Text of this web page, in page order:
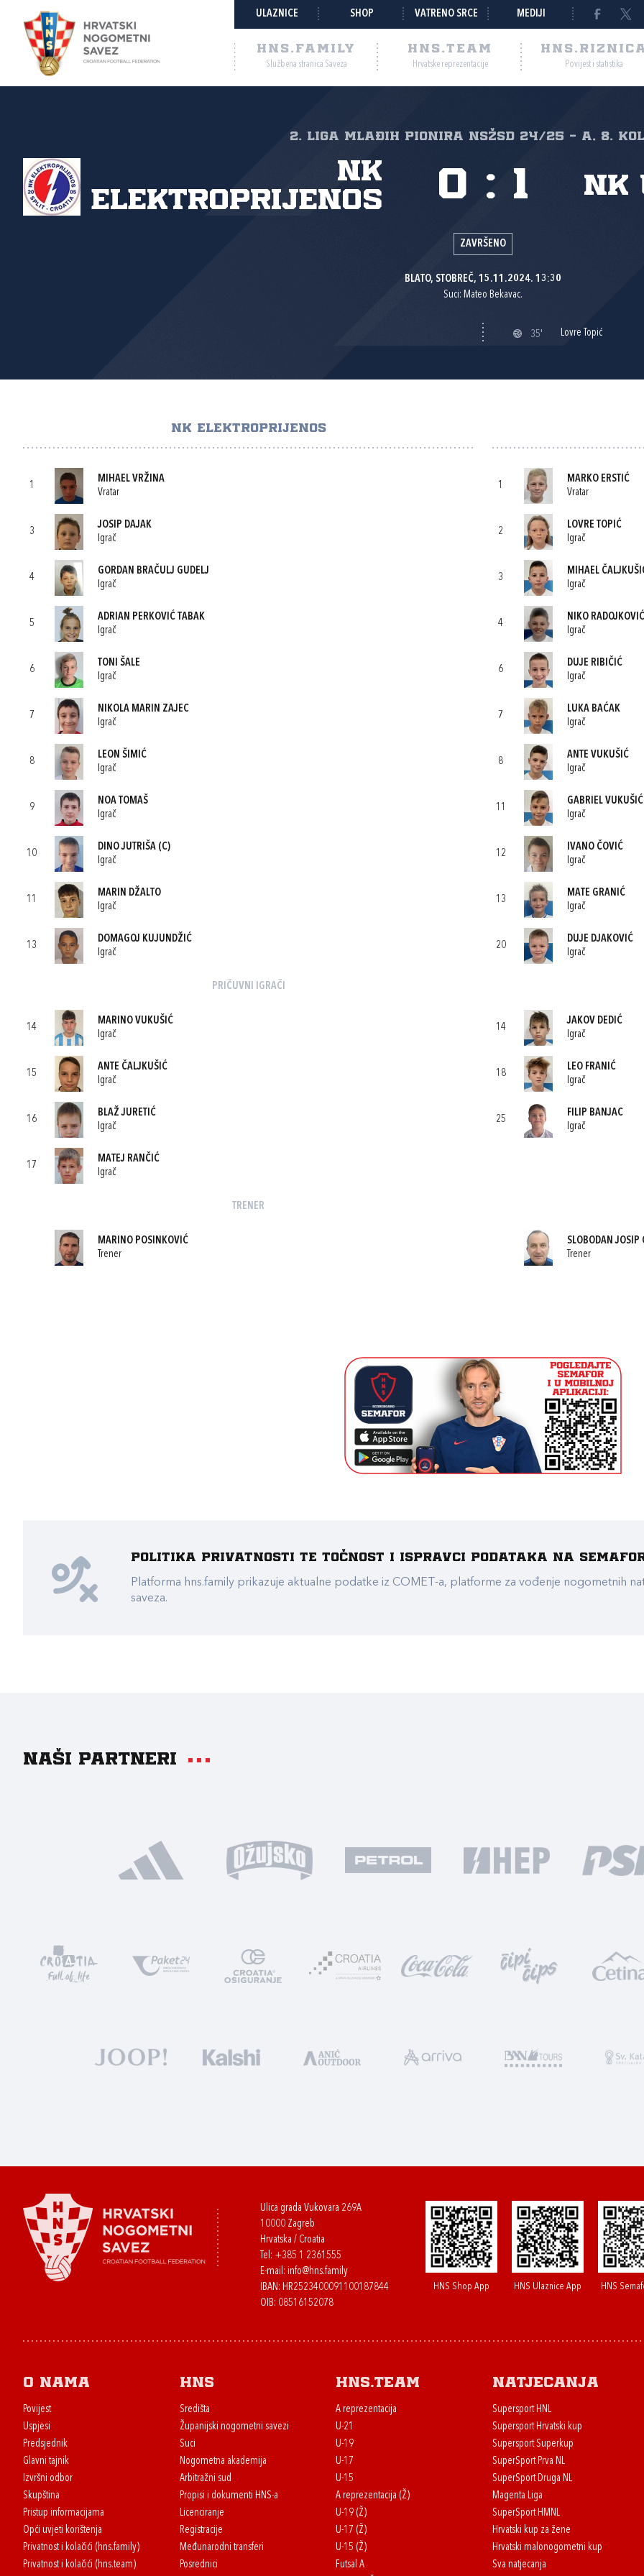
ULAZNICE SHOP VATRENO SRCE MEDIJI
HNS.FAMILY
Službena stranica Saveza
HNS.TEAM
Hrvatske reprezentacije Povijest i statistika
2. liga mlađih pionira NSŽSD 24/25 - A, 8.
NK
Elektroprijenos
0 : 1
ZAVRŠENO
BLATO, STOBREČ, 15.11.2024. 13:30
Suci: Mateo Bekavac.
35' Lovre Topić
NK ELEKTROPRIJENOS
1
MIHAEL VRŽINA
Vratar
3
JOSIP DAJAK
Igrač
4
GORDAN BRAČULJ GUDELJ
Igrač
5
ADRIAN PERKOVIĆ TABAK
Igrač
6
TONI ŠALE
Igrač
7
NIKOLA MARIN ZAJEC
Igrač
8
LEON ŠIMIĆ
Igrač
9
NOA TOMAŠ
Igrač
10
DINO JUTRIŠA (C)
Igrač
11
MARIN DŽALTO
Igrač
13
DOMAGOJ KUJUNDŽIĆ
Igrač
PRIČUVNI IGRAČI
14
MARINO VUKUŠIĆ
Igrač
15
ANTE ČALJKUŠIĆ
Igrač
16
BLAŽ JURETIĆ
Igrač
17
MATEJ RANČIĆ
Igrač
TRENER
MARINO POSINKOVIĆ
Trener
1
MARKO ERSTIĆ
Vratar
2
LOVRE TOPIĆ
Igrač
3
MIHAEL
Igrač
4
NIKO RADOJKOVIĆ
Igrač
6
DUJE RIBIČIĆ
Igrač
7
LUKA BAĆAK
Igrač
8
ANTE VUKUŠIĆ
Igrač
11
GABRIEL VUKUŠIĆ
Igrač
12
IVANO ČOVIĆ
Igrač
13
MATE GRANIĆ
Igrač
20
DUJE DJAKOVIĆ
Igrač
14
JAKOV DEDIĆ
Igrač
18
LEO FRANIĆ
Igrač
25
FILIP BANJAC
Igrač
SLOBODAN JOSIP
Trener
Politika privatnosti te točnost i ispravci podataka na
Platforma hns.family prikazuje aktualne podatke iz COMET-a, platforme za vođenje nogometnih
saveza.
Naši partneri
Ulica grada Vukovara 269A
10000 Zagreb
Hrvatska / Croatia
Tel: +385 1 2361555
E-mail: info@hns.family
IBAN: HR2523400091100187844
OIB: 08516152078
HNS Shop App HNS Ulaznice App HNS
O nama
Povijest
Uspjesi
Predsjednik
Glavni tajnik
Izvršni odbor
Skupština
Pristup informacijama
Opći uvjeti korištenja
Privatnost i kolačići (hns.family)
Privatnost i kolačići (hns.team)
HNS
Središta
Županijski nogometni savezi
Suci
Nogometna akademija
Arbitražni sud
Propisi i dokumenti HNS-a
Licenciranje
Registracije
Međunarodni transferi
Posrednici
HNS.team
A reprezentacija
U-21
U-19
U-17
U-15
A reprezentacija (Ž)
U-19 (Ž)
U-17 (Ž)
U-15 (Ž)
Futsal A
Natjecanja
Supersport HNL
Supersport Hrvatski kup
Supersport Superkup
SuperSport Prva NL
SuperSport Druga NL
Magenta Liga
SuperSport HMNL
Hrvatski kup za žene
Hrvatski malonogometni kup
Sva natjecanja